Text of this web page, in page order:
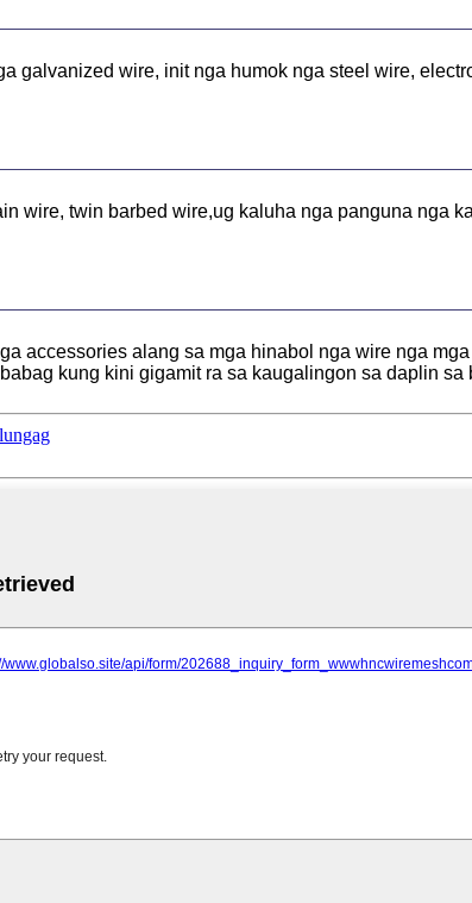
galvanized wire, init nga humok nga steel wire,
wire, twin barbed wire,ug kaluha nga panguna nga
accessories alang sa mga hinabol nga wire nga
kung kini gigamit ra sa kaugalingon sa daplin